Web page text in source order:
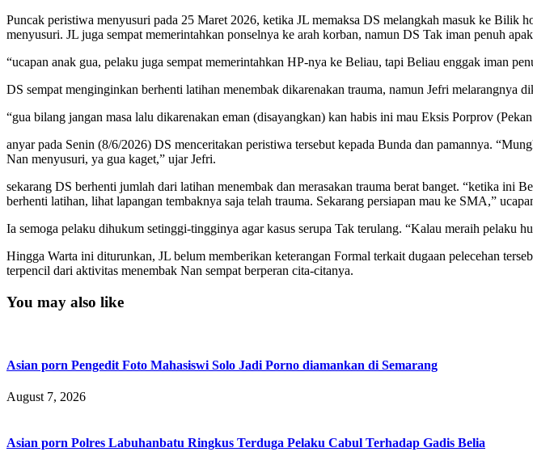
Puncak peristiwa menyusuri pada 25 Maret 2026, ketika JL memaksa DS melangkah masuk ke Bilik
menyusuri. JL juga sempat memerintahkan ponselnya ke arah korban, namun DS Tak iman penuh
“ucapan anak gua, pelaku juga sempat memerintahkan HP-nya ke Beliau, tapi Beliau enggak iman
DS sempat menginginkan berhenti latihan menembak dikarenakan trauma, namun Jefri melarangnya
“gua bilang jangan masa lalu dikarenakan eman (disayangkan) kan habis ini mau Eksis Porprov
anyar pada Senin (8/6/2026) DS menceritakan peristiwa tersebut kepada Bunda dan pamannya.
Nan menyusuri, ya gua kaget,” ujar Jefri.
sekarang DS berhenti jumlah dari latihan menembak dan merasakan trauma berat banget. “ketika
berhenti latihan, lihat lapangan tembaknya saja telah trauma. Sekarang persiapan mau ke SMA,”
Ia semoga pelaku dihukum setinggi-tingginya agar kasus serupa Tak terulang. “Kalau meraih pelaku
Hingga Warta ini diturunkan, JL belum memberikan keterangan Formal terkait dugaan pelecehan
terpencil dari aktivitas menembak Nan sempat berperan cita-citanya.
You may also like
Asian porn Pengedit Foto Mahasiswi Solo Jadi Porno diamankan di Semarang
August 7, 2026
Asian porn Polres Labuhanbatu Ringkus Terduga Pelaku Cabul Terhadap Gadis Belia